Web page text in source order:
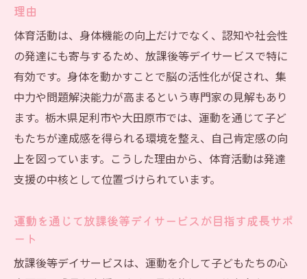
の生活スキル
放課後等デイサービス体育活動が自立を後
押しする場面
日常生活に活かせる放課後等デイサービス
体育活動の工夫
放課後等デイサービスで学ぶ体育活動と生
活能力の関係
体育活動が放課後等デイサービス利用者の
自信を育てる
す方法
どもの笑顔
理由
体育活動は、身体機能の向上だけでなく、認知や社会性
の発達にも寄与するため、放課後等デイサービスで特に
有効です。身体を動かすことで脳の活性化が促され、集
中力や問題解決能力が高まるという専門家の見解もあり
ます。栃木県足利市や大田原市では、運動を通じて子ど
もたちが達成感を得られる環境を整え、自己肯定感の向
上を図っています。こうした理由から、体育活動は発達
支援の中核として位置づけられています。
運動を通じて放課後等デイサービスが目指す成長サポ
ート
放課後等デイサービスは、運動を介して子どもたちの心